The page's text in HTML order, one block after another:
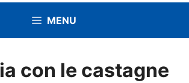
MENU
con le castagne